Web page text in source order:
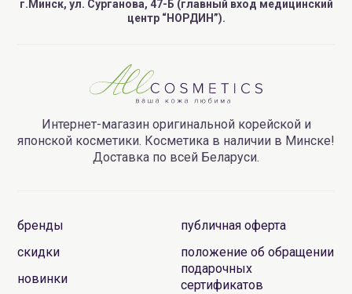
распределите. Кончиками пальцев нежно
г.Минск, ул. Сурганова, 47-Б (главный вход медицинский
центр “НОРДИН”).
Интернет-магазин оригинальной корейской и
японской косметики. Косметика в наличии в Минске!
Доставка по всей Беларуси.
бренды
скидки
новинки
публичная оферта
положение об обращении
подарочных
сертификатов